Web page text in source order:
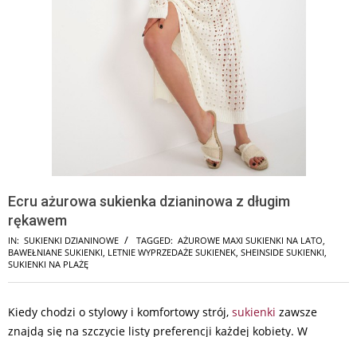
Ecru ażurowa sukienka dzianinowa z długim
rękawem
IN: SUKIENKI DZIANINOWE TAGGED: AŻUROWE MAXI SUKIENKI NA LATO
BAWEŁNIANE SUKIENKI LETNIE WYPRZEDAŻE SUKIENEK SHEINSIDE SUKIENKI
SUKIENKI NA PLAŻĘ
Kiedy chodzi o stylowy i komfortowy strój, sukienki zawsze
znajdą się na szczycie listy preferencji każdej kobiety. W